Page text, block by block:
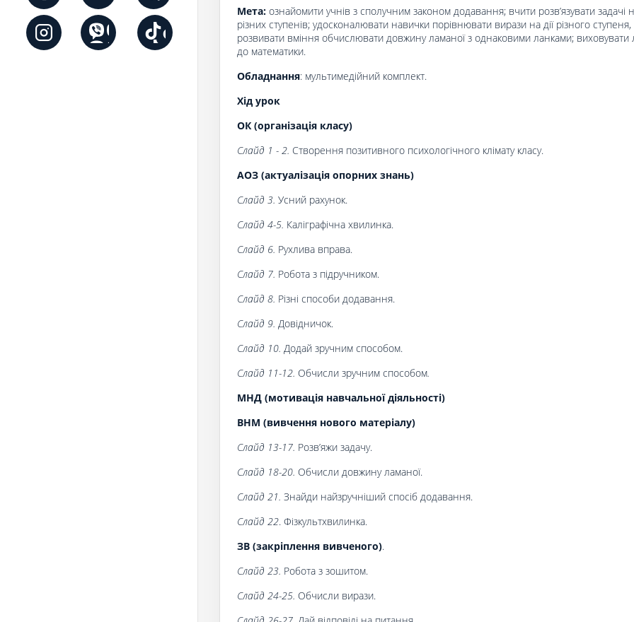
Мета: ознайомити учнів з сполучним законом додавання; вчити розв’язувати задачі
різних ступенів; удосконалювати навички порівнювати вирази на дії різного ступеня,
розвивати вміння обчислювати довжину ламаної з однаковими ланками;
до математики.
Обладнання: мультимедійний комплект.
Хід урок
ОК (організація класу)
Слайд 1 - 2. Створення позитивного психологічного клімату класу.
АОЗ (актуалізація опорних знань)
Слайд 3. Усний рахунок.
Слайд 4-5. Каліграфічна хвилинка.
Слайд 6. Рухлива вправа.
Слайд 7. Робота з підручником.
Слайд 8. Різні способи додавання.
Слайд 9. Довідничок.
Слайд 10. Додай зручним способом.
Слайд 11-12. Обчисли зручним способом.
МНД (мотивація навчальної діяльності)
ВНМ (вивчення нового матеріалу)
Слайд 13-17. Розв’яжи задачу.
Слайд 18-20. Обчисли довжину ламаної.
Слайд 21. Знайди найзручніший спосіб додавання.
Слайд 22. Фізкультхвилинка.
ЗВ (закріплення вивченого).
Слайд 23. Робота з зошитом.
Слайд 24-25. Обчисли вирази.